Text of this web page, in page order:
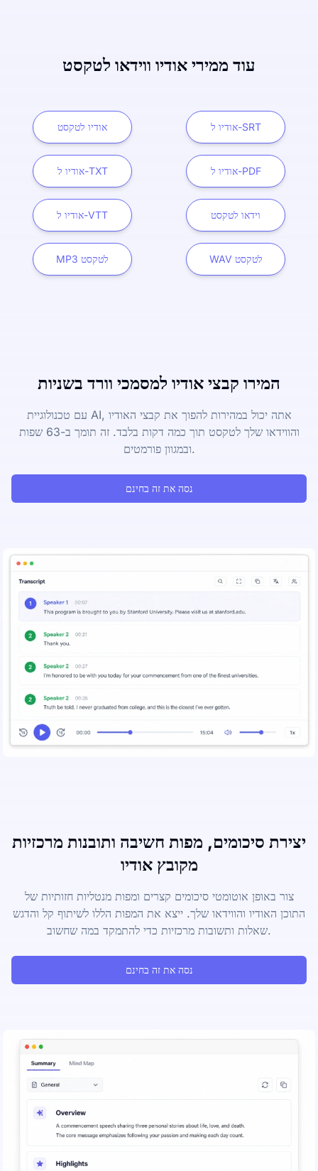
עוד ממירי אודיו ווידאו לטקסט
אודיו לטקסט אודיו ל-SRT
אודיו ל-TXT אודיו ל-PDF
אודיו ל-VTT וידאו לטקסט
MP3 לטקסט WAV לטקסט
המירו קבצי אודיו למסמכי וורד בשניות
עם טכנולוגיית AI, אתה יכול במהירות להפוך את קבצי האודיו
והווידאו שלך לטקסט תוך כמה דקות בלבד. זה תומך ב-63 שפות
ובמגוון פורמטים.
נסה את זה בחינם
יצירת סיכומים, מפות חשיבה ותובנות מרכזיות
מקובץ אודיו
צור באופן אוטומטי סיכומים קצרים ומפות מנטליות חזותיות של
התוכן האודיו והווידאו שלך. ייצא את המפות הללו לשיתוף קל והדגש
שאלות ותשובות מרכזיות כדי להתמקד במה שחשוב.
נסה את זה בחינם